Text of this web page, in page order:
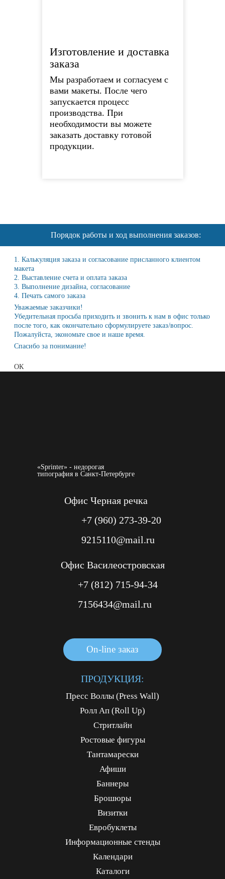
Изготовление и доставка
заказа
Мы разработаем и согласуем с
вами макеты. После чего
запускается процесс
производства. При
необходимости вы можете
заказать доставку готовой
продукции.
Порядок работы и ход выполнения заказов:
1. Калькуляция заказа и согласование присланного клиентом
макета
2. Выставление счета и оплата заказа
3. Выполнение дизайна, согласование
4. Печать самого заказа
Уважаемые заказчики!
Убедительная просьба приходить и звонить к нам в офис только
после того, как окончательно сформулируете заказ/вопрос.
Пожалуйста, экономьте свое и наше время.
Спасибо за понимание!
ОК
«Sprinter» - недорогая
типография в Санкт-Петербурге
Офис Василеостровская
+7 (812) 715-94-34
7156434@mail.ru
Офис Черная речка
+7 (960) 273-39-20
9215110@mail.ru
On-line заказ
On-line заказ
On-line заказ
ПРОДУКЦИЯ:
Пресс Воллы (Press Wall)
Ролл Ап (Roll Up)
Стритлайн
Ростовые фигуры
Тантамарески
Афиши
Баннеры
Брошюры
Визитки
Евробуклеты
Информационные стенды
Календари
Каталоги